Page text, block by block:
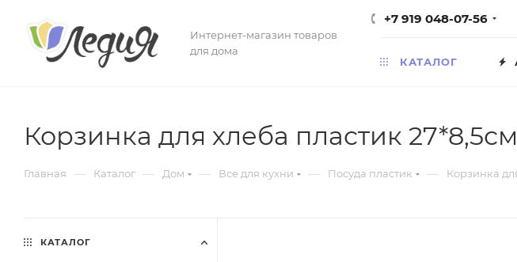
Интернет-магазин товаров
для дома
+7 919 048-07-56
КАТАЛОГ
Корзинка для хлеба пластик 27*8,5см
Главная — Каталог — Дом — Все для кухни — Посуда пластик — Корзинка
КАТАЛОГ